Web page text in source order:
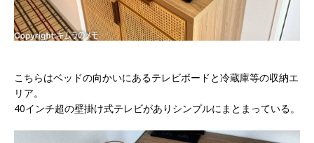
こちらはベッドの向かいにあるテレビボードと冷蔵庫等の収納エ
リア。
40インチ超の壁掛け式テレビがありシンプルにまとまっている。